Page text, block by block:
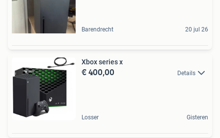
Barendrecht 20 jul 26
Xbox series x
€ 400,00 Details
Losser Gisteren